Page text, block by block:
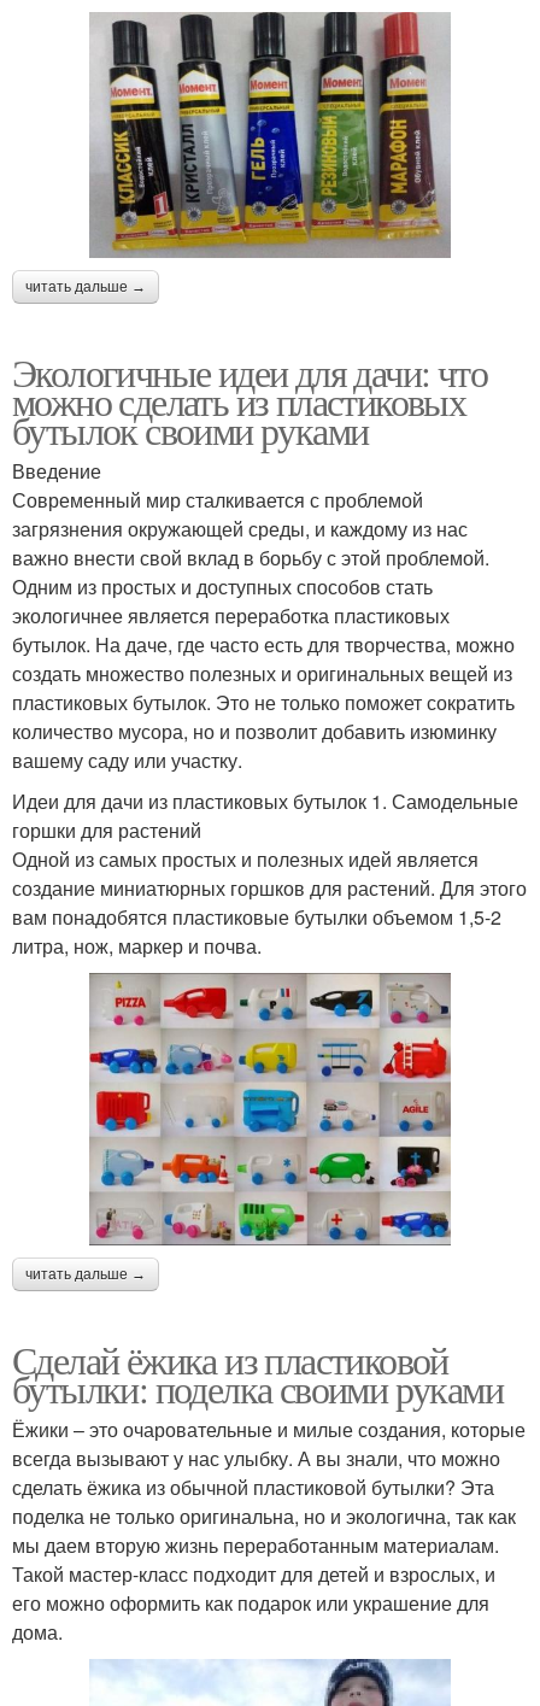
читать дальше →
Экологичные идеи для дачи: что
можно сделать из пластиковых
бутылок своими руками
Введение
Современный мир сталкивается с проблемой
загрязнения окружающей среды, и каждому из нас
важно внести свой вклад в борьбу с этой проблемой.
Одним из простых и доступных способов стать
экологичнее является переработка пластиковых
бутылок. На даче, где часто есть для творчества, можно
создать множество полезных и оригинальных вещей из
пластиковых бутылок. Это не только поможет сократить
количество мусора, но и позволит добавить изюминку
вашему саду или участку.
Идеи для дачи из пластиковых бутылок 1. Самодельные
горшки для растений
Одной из самых простых и полезных идей является
создание миниатюрных горшков для растений. Для этого
вам понадобятся пластиковые бутылки объемом 1,5-2
литра, нож, маркер и почва.
читать дальше →
Сделай ёжика из пластиковой
бутылки: поделка своими руками
Ёжики – это очаровательные и милые создания, которые
всегда вызывают у нас улыбку. А вы знали, что можно
сделать ёжика из обычной пластиковой бутылки? Эта
поделка не только оригинальна, но и экологична, так как
мы даем вторую жизнь переработанным материалам.
Такой мастер-класс подходит для детей и взрослых, и
его можно оформить как подарок или украшение для
дома.